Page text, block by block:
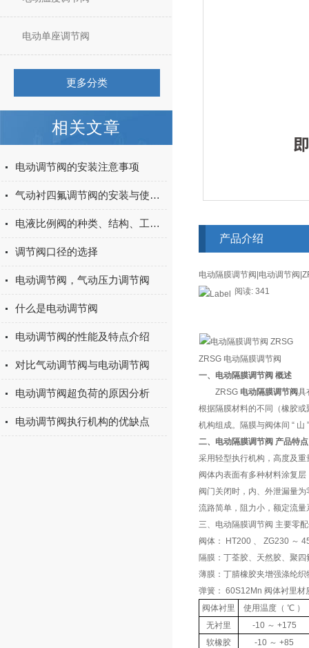
电动单座调节阀
更多分类
相关文章
电动调节阀的安装注意事项
气动衬四氟调节阀的安装与使用注意事项都在本篇
电液比例阀的种类、结构、工作原理
调节阀口径的选择
电动调节阀，气动压力调节阀
什么是电动调节阀
电动调节阀的性能及特点介绍
对比气动调节阀与电动调节阀
电动调节阀超负荷的原因分析
电动调节阀执行机构的优缺点
产品介绍
电动隔膜调节阀|电动调节阀
阅读: 341
ZRSG 电动隔膜调节阀
一、电动隔膜调节阀 概述
ZRSG 电动隔膜调节阀具
根据隔膜材料的不同（橡胶
机构组成。隔膜与阀体间 “
二、电动隔膜调节阀 产品特点
采用轻型执行机构，高度及
阀体内表面有多种材料涂复
阀门关闭时，内、外泄漏量
流路简单，阻力小，额定流
三、电动隔膜调节阀 主要零
阀体： HT200 、 ZG230 ～
隔膜：丁荃胶、天然胶、聚四
薄膜：丁腈橡胶夹增强涤纶织
弹簧： 60S12Mn 阀体衬里材
阀体衬里
使用温度（ ℃ ）
无衬里
-10 ～ +175
软橡胶
-10 ～ +85